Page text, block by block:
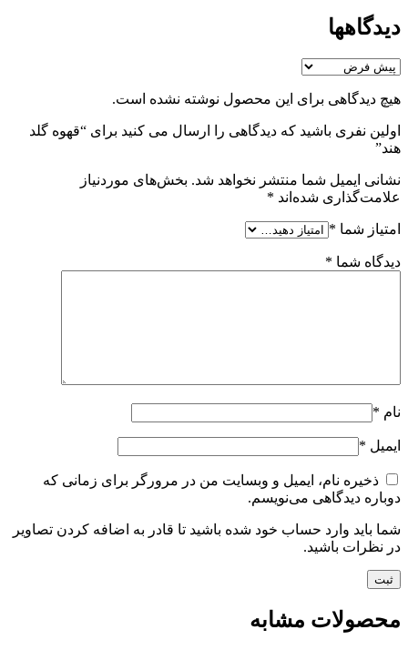
دیدگاهها
هیچ دیدگاهی برای این محصول نوشته نشده است.
اولین نفری باشید که دیدگاهی را ارسال می کنید برای “قهوه گلد
هند”
نشانی ایمیل شما منتشر نخواهد شد. بخش‌های موردنیاز
علامت‌گذاری شده‌اند *
امتیاز شما *
دیدگاه شما *
نام *
ایمیل *
ذخیره نام، ایمیل و وبسایت من در مرورگر برای زمانی که
دوباره دیدگاهی می‌نویسم.
شما باید وارد حساب خود شده باشید تا قادر به اضافه کردن تصاویر
در نظرات باشید.
محصولات مشابه